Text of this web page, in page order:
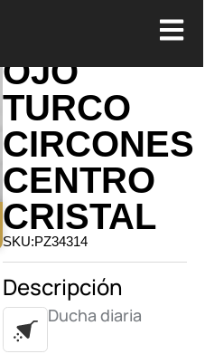
OJO
TURCO
CIRCONES
CENTRO
CRISTAL
SKU:PZ34314
Descripción
Ducha diaria